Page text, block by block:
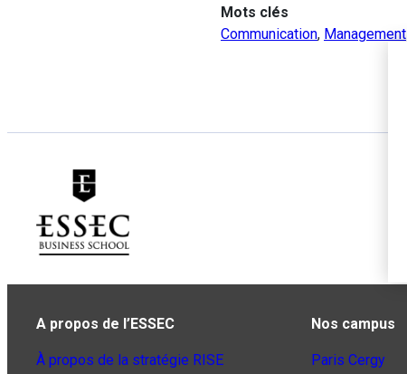
Mots clés
Communication, Management
A propos de l’ESSEC
À propos de la stratégie RISE
Nos campus
Paris Cergy